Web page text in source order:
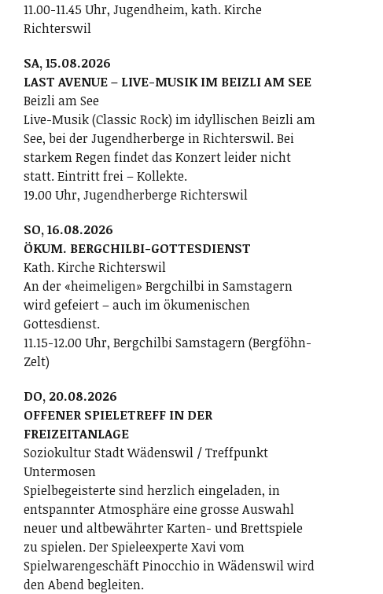
11.00-11.45 Uhr, Jugendheim, kath. Kirche
Richterswil
SA, 15.08.2026
LAST AVENUE – LIVE-MUSIK IM BEIZLI AM SEE
Beizli am See
Live-Musik (Classic Rock) im idyllischen Beizli am
See, bei der Jugendherberge in Richterswil. Bei
starkem Regen findet das Konzert leider nicht
statt. Eintritt frei – Kollekte.
19.00 Uhr, Jugendherberge Richterswil
SO, 16.08.2026
ÖKUM. BERGCHILBI-GOTTESDIENST
Kath. Kirche Richterswil
An der «heimeligen» Bergchilbi in Samstagern
wird gefeiert – auch im ökumenischen
Gottesdienst.
11.15-12.00 Uhr, Bergchilbi Samstagern (Bergföhn-
Zelt)
DO, 20.08.2026
OFFENER SPIELETREFF IN DER
FREIZEITANLAGE
Soziokultur Stadt Wädenswil / Treffpunkt
Untermosen
Spielbegeisterte sind herzlich eingeladen, in
entspannter Atmosphäre eine grosse Auswahl
neuer und altbewährter Karten- und Brettspiele
zu spielen. Der Spieleexperte Xavi vom
Spielwarengeschäft Pinocchio in Wädenswil wird
den Abend begleiten.